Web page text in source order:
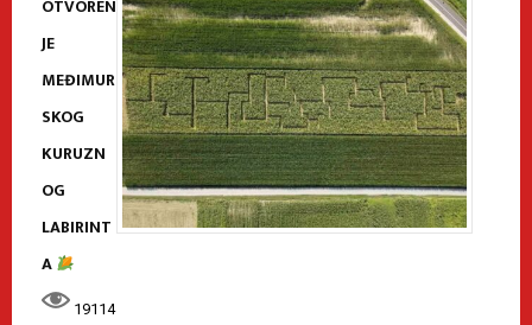
OTVOREN
JE
MEĐIMUR
SKOG
KURUZN
OG
LABIRINT
A
19114